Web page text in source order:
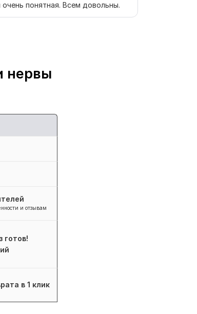
очень понятная. Всем довольны.
нервы
и отзывам
готов!
в 1 клик